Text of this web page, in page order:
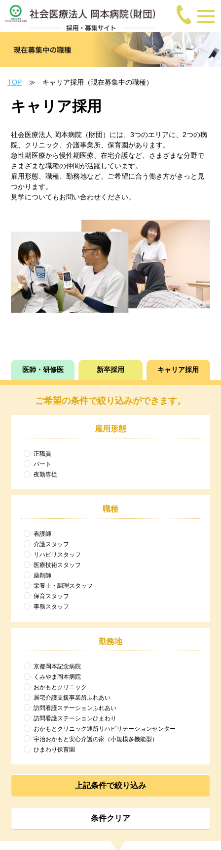
TOP ≫ キャリア採用 （現在募集中の職種）
キャリア採用
社会医療法人 岡本病院（財団）には、3つのエリアに、2つの病
院、クリニック、介護事業所、保育園があります。
急性期医療から慢性期医療、在宅介護など、さまざまな分野で
さまざまな職種の仲間が活躍しています。
雇用形態、職種、勤務地など、ご希望に合う働き方がきっと見
つかります。
見学についてもお問い合わせください。
医師・研修医 新卒採用 キャリア採用
ご希望の条件で絞り込みができます。
雇用形態
正職員
パート
夜勤専従
職種
看護師
介護スタッフ
リハビリスタッフ
医療技術スタッフ
薬剤師
栄養士・調理スタッフ
保育スタッフ
事務スタッフ
勤務地
京都岡本記念病院
くみやま岡本病院
おかもとクリニック
居宅介護支援事業所ふれあい
訪問看護ステーションふれあい
訪問看護ステーションひまわり
おかもとクリニック通所リハビリテーションセンター
宇治おかもと安心介護の家（小規模多機能型）
ひまわり保育園
上記条件で絞り込み